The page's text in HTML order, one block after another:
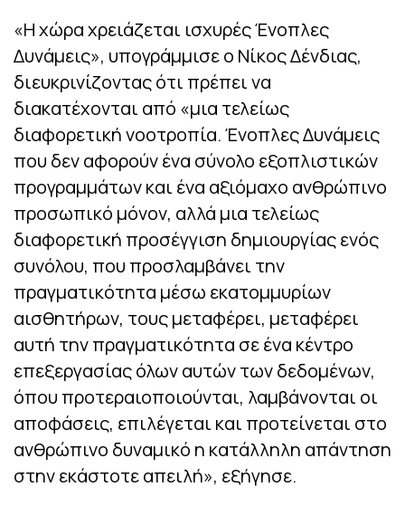
«Η χώρα χρειάζεται ισχυρές Ένοπλες
Δυνάμεις», υπογράμμισε ο Νίκος Δένδιας,
διευκρινίζοντας ότι πρέπει να
διακατέχονται από «μια τελείως
διαφορετική νοοτροπία. Ένοπλες Δυνάμεις
που δεν αφορούν ένα σύνολο εξοπλιστικών
προγραμμάτων και ένα αξιόμαχο ανθρώπινο
προσωπικό μόνον, αλλά μια τελείως
διαφορετική προσέγγιση δημιουργίας ενός
συνόλου, που προσλαμβάνει την
πραγματικότητα μέσω εκατομμυρίων
αισθητήρων, τους μεταφέρει, μεταφέρει
αυτή την πραγματικότητα σε ένα κέντρο
επεξεργασίας όλων αυτών των δεδομένων,
όπου προτεραιοποιούνται, λαμβάνονται οι
αποφάσεις, επιλέγεται και προτείνεται στο
ανθρώπινο δυναμικό η κατάλληλη απάντηση
στην εκάστοτε απειλή», εξήγησε.